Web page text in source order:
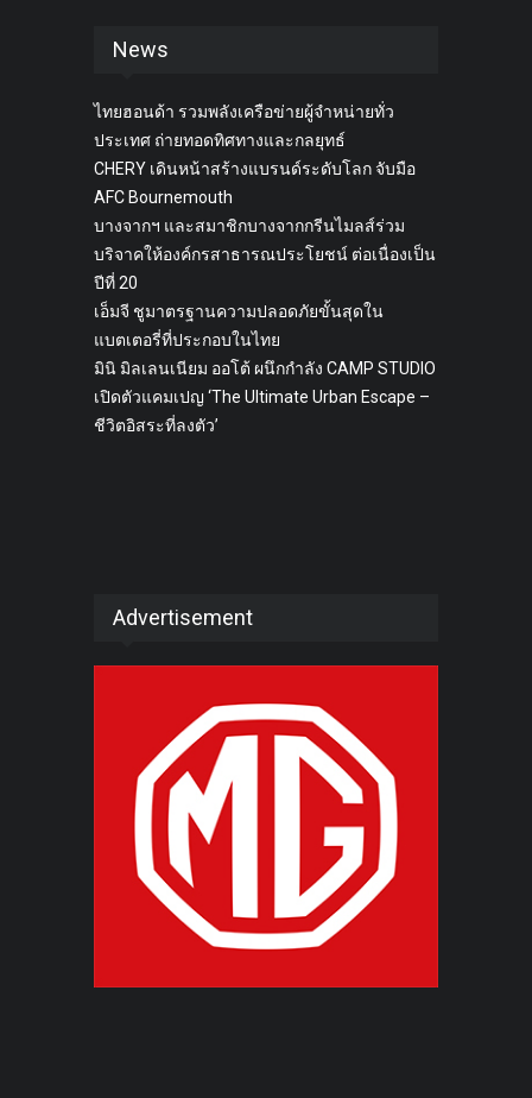
News
ไทยฮอนด้า รวมพลังเครือข่ายผู้จำหน่ายทั่ว
ประเทศ ถ่ายทอดทิศทางและกลยุทธ์
CHERY เดินหน้าสร้างแบรนด์ระดับโลก จับมือ
AFC Bournemouth
บางจากฯ และสมาชิกบางจากกรีนไมลส์ร่วม
บริจาคให้องค์กรสาธารณประโยชน์ ต่อเนื่องเป็น
ปีที่ 20
เอ็มจี ชูมาตรฐานความปลอดภัยขั้นสุดใน
แบตเตอรี่ที่ประกอบในไทย
มินิ มิลเลนเนียม ออโต้ ผนึกกำลัง CAMP STUDIO
เปิดตัวแคมเปญ ‘The Ultimate Urban Escape –
ชีวิตอิสระที่ลงตัว’
Advertisement